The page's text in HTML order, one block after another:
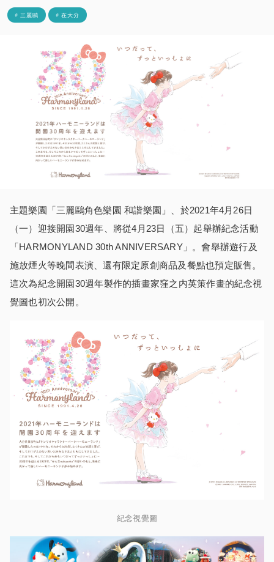
# 三麗鷗 # 在大分
主題樂園「三麗鷗角色樂園 和諧樂園」、於2021年4月26日
（一）迎接開園30週年、將從4月23日（五）起舉辦紀念活動
「HARMONYLAND 30th ANNIVERSARY」。會舉辦遊行及
施放煙火等晚間表演、還有限定原創商品及餐點也預定販售。
這次為紀念開園30週年製作的插畫家窪之内英策作畫的紀念視
覺圖也初次公開。
紀念視覺圖